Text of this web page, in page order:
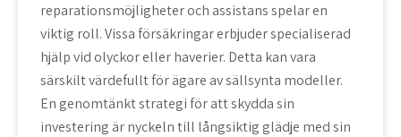
reparationsmöjligheter och assistans spelar en
viktig roll. Vissa försäkringar erbjuder specialiserad
hjälp vid olyckor eller haverier. Detta kan vara
särskilt värdefullt för ägare av sällsynta modeller.
En genomtänkt strategi för att skydda sin
investering är nyckeln till långsiktig glädje med sin